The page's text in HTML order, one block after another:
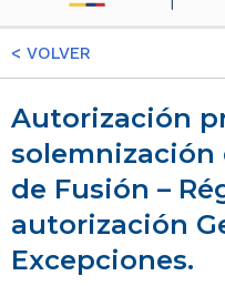
< VOLVER
Autorización previa para la
solemnización
de Fusión –
autorización
Excepciones.